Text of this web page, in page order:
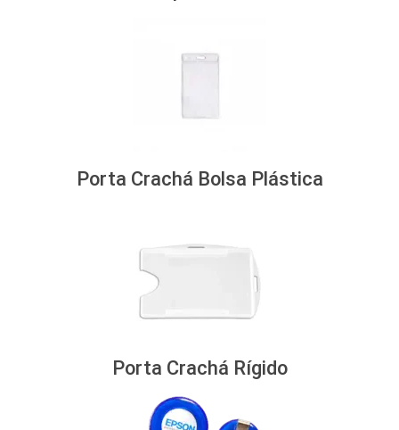
Porta Crachá Bolsa Plástica
Porta Crachá Rígido